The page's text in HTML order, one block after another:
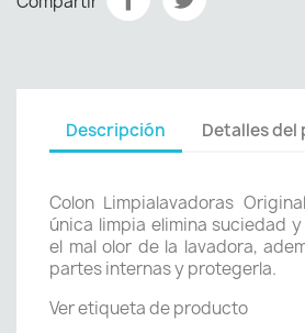
Descripción Detalles
Colon Limpialavadoras
única limpia elimina suciedad
el mal olor de la lavadora,
partes internas y protegerla.
Ver etiqueta de producto